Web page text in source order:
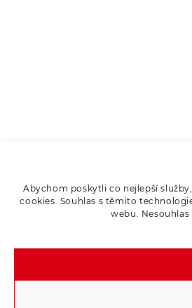
Abychom poskytli co nejlepší
cookies. Souhlas s těmito
webu.